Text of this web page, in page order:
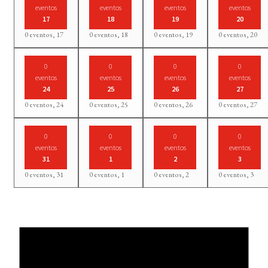
eventos
17
0 eventos, 17
eventos
18
0 eventos, 18
eventos
19
0 eventos, 19
eventos
20
0 eventos,20
0
eventos
24
0 eventos,24
0
eventos
25
0 eventos,25
0
eventos
26
0 eventos,26
0
eventos
27
0 eventos,27
0
eventos
31
0 eventos, 31
0
eventos
1
0 eventos, 1
0
eventos
2
0 eventos,2
0
eventos
3
0 eventos, 3